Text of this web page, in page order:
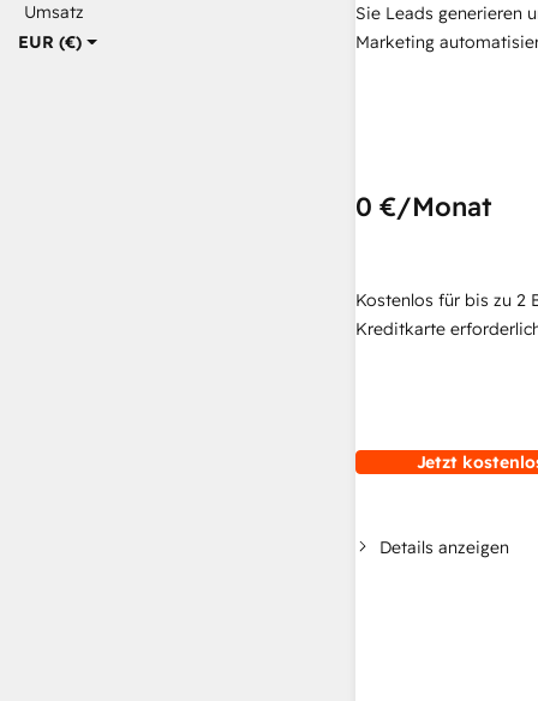
EUR (€)
Umsatz
Sie Leads generieren
Marketing
0 €/Monat
Kostenlos für bis zu 2
Kreditkarte
Jetzt
Details anzeigen